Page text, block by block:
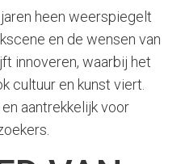
heen weerspiegelt
en de wensen van
innoveren, waarbij het
cultuur en kunst viert.
aantrekkelijk voor